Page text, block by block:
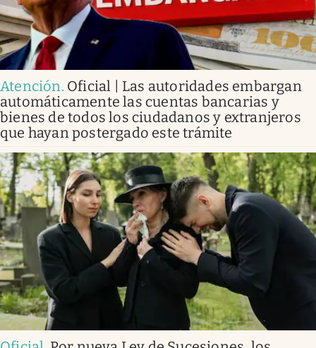
Atención. Oficial | Las autoridades embargan
automáticamente las cuentas bancarias y
bienes de todos los ciudadanos y extranjeros
que hayan postergado este trámite